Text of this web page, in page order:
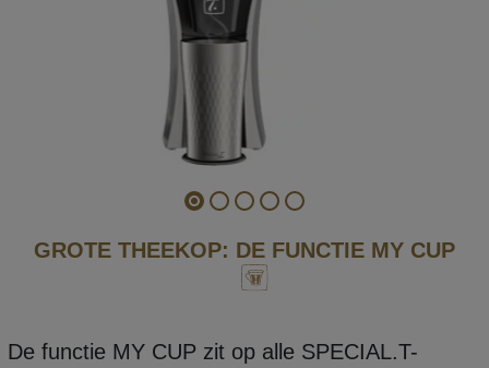
GROTE THEEKOP: DE FUNCTIE MY CUP
De functie MY CUP zit op alle SPECIAL.T-